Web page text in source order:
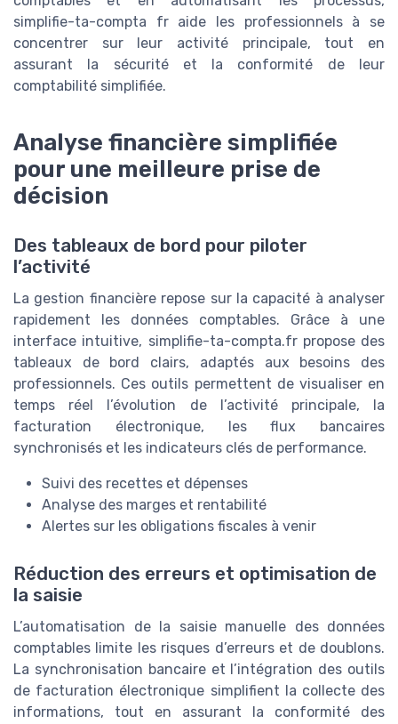
simplifie-ta-compta fr aide les professionnels à se
concentrer sur leur activité principale, tout en
assurant la sécurité et la conformité de leur
comptabilité simplifiée.
Analyse financière simplifiée
pour une meilleure prise de
décision
Des tableaux de bord pour piloter
l’activité
La gestion financière repose sur la capacité à analyser
rapidement les données comptables. Grâce à une
interface intuitive, simplifie-ta-compta.fr propose des
tableaux de bord clairs, adaptés aux besoins des
professionnels. Ces outils permettent de visualiser en
temps réel l’évolution de l’activité principale, la
facturation électronique, les flux bancaires
synchronisés et les indicateurs clés de performance.
Suivi des recettes et dépenses
Analyse des marges et rentabilité
Alertes sur les obligations fiscales à venir
Réduction des erreurs et optimisation de
la saisie
L’automatisation de la saisie manuelle des données
comptables limite les risques d’erreurs et de doublons.
La synchronisation bancaire et l’intégration des outils
de facturation électronique simplifient la collecte des
informations, tout en assurant la conformité des